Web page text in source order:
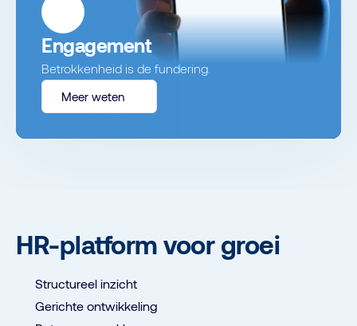
Engagement
Betrokkenheid is de fundering.
Meer weten
HR-platform voor groei
Structureel inzicht
Gerichte ontwikkeling